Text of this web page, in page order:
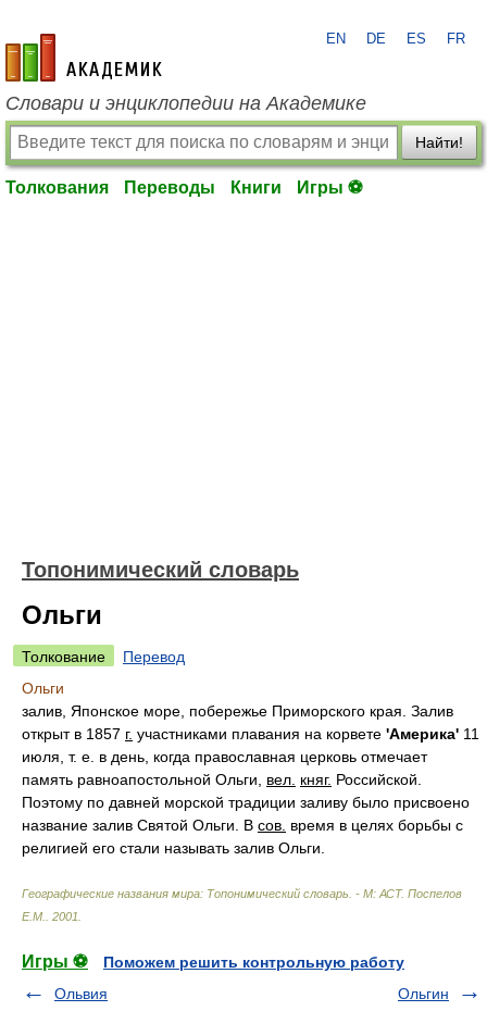
academic.ru
EN DE ES FR
Словари и энциклопедии на Академике
Найти!
Толкования Переводы Книги Игры ⚽
Топонимический словарь
Ольги
Толкование
Перевод
Ольги
залив, Японское море, побережье Приморского края. Залив
открыт в 1857 г. участниками плавания на корвете 'Америка' 11
июля, т. е. в день, когда православная церковь отмечает
память равноапостольной Ольги, вел. княг. Российской.
Поэтому по давней морской традиции заливу было присвоено
название залив Святой Ольги. В сов. время в целях борьбы с
религией его стали называть залив Ольги.
Географические названия мира: Топонимический словарь. - М: АСТ. Поспелов
Е.М.
2001
Игры ⚽
Поможем решить контрольную работу
Ольвия
Ольгин